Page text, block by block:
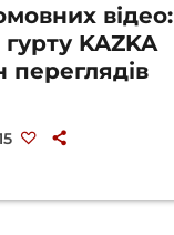
відео:
KAZKA
переглядів